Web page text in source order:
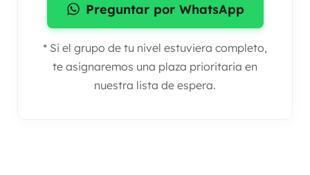
Preguntar por WhatsApp
* Si el grupo de tu nivel estuviera completo,
te asignaremos una plaza prioritaria en
nuestra lista de espera.